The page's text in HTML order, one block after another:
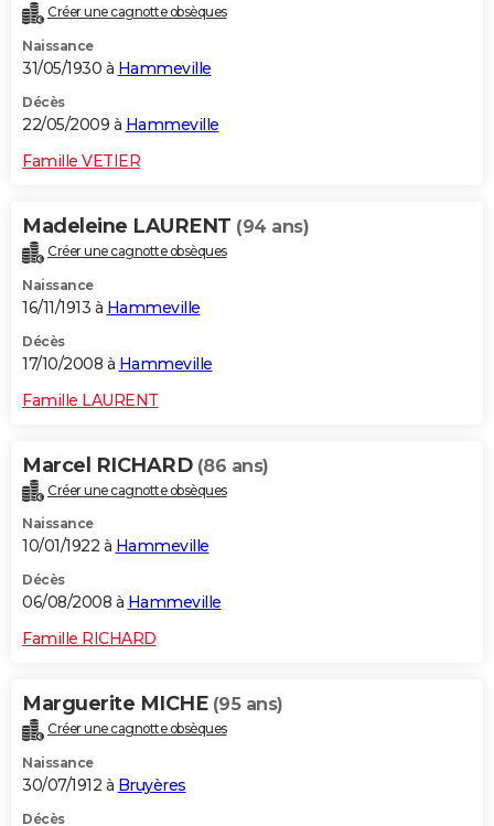
Créer une cagnotte obsèques
Naissance
31/05/1930 à Hammeville
Décès
22/05/2009 à Hammeville
Famille VETIER
Madeleine LAURENT (94 ans)
Créer une cagnotte obsèques
Naissance
16/11/1913 à Hammeville
Décès
17/10/2008 à Hammeville
Famille LAURENT
Marcel RICHARD (86 ans)
Créer une cagnotte obsèques
Naissance
10/01/1922 à Hammeville
Décès
06/08/2008 à Hammeville
Famille RICHARD
Marguerite MICHE (95 ans)
Créer une cagnotte obsèques
Naissance
30/07/1912 à Bruyères
Décès